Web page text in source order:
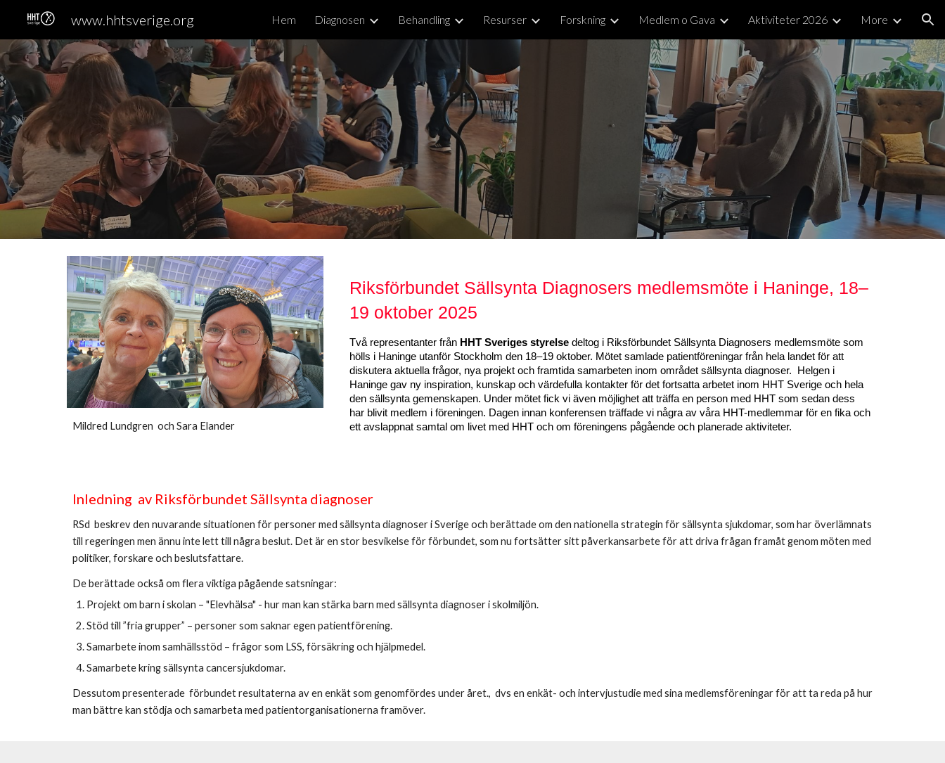
Skip to main content Skip to navigation
www.hhtsverige.org Hem Diagnosen Behandling Resurser Forskning Medlem o Gava Aktiviteter 2026 More
Mildred Lundgren och Sara Elander
Riksförbundet Sällsynta Diagnosers medlemsmöte i Haninge, 18–
19 oktober 2025
Två representanter från HHT Sveriges styrelse deltog i Riksförbundet Sällsynta Diagnosers medlemsmöte som
hölls i Haninge utanför Stockholm den 18–19 oktober. Mötet samlade patientföreningar från hela landet för att
diskutera aktuella frågor, nya projekt och framtida samarbeten inom området sällsynta diagnoser. Helgen i
Haninge gav ny inspiration, kunskap och värdefulla kontakter för det fortsatta arbetet inom HHT Sverige och hela
den sällsynta gemenskapen. Under mötet fick vi även möjlighet att träffa en person med HHT som sedan dess
har blivit medlem i föreningen. Dagen innan konferensen träffade vi några av våra HHT-medlemmar för en fika och
ett avslappnat samtal om livet med HHT och om föreningens pågående och planerade aktiviteter.
Inledning av Riksförbundet Sällsynta diagnoser
RSd beskrev den nuvarande situationen för personer med sällsynta diagnoser i Sverige och berättade om den nationella strategin för sällsynta sjukdomar, som har överlämnats
till regeringen men ännu inte lett till några beslut. Det är en stor besvikelse för förbundet, som nu fortsätter sitt påverkansarbete för att driva frågan framåt genom möten med
politiker, forskare och beslutsfattare.
De berättade också om flera viktiga pågående satsningar:
Projekt om barn i skolan – "Elevhälsa" - hur man kan stärka barn med sällsynta diagnoser i skolmiljön.
Stöd till ”fria grupper” – personer som saknar egen patientförening.
Samarbete inom samhällsstöd – frågor som LSS, försäkring och hjälpmedel.
Samarbete kring sällsynta cancersjukdomar.
Dessutom presenterade förbundet resultaterna av en enkät som genomfördes under året., dvs en enkät- och intervjustudie med sina medlemsföreningar för att ta reda på hur
man bättre kan stödja och samarbeta med patientorganisationerna framöver.